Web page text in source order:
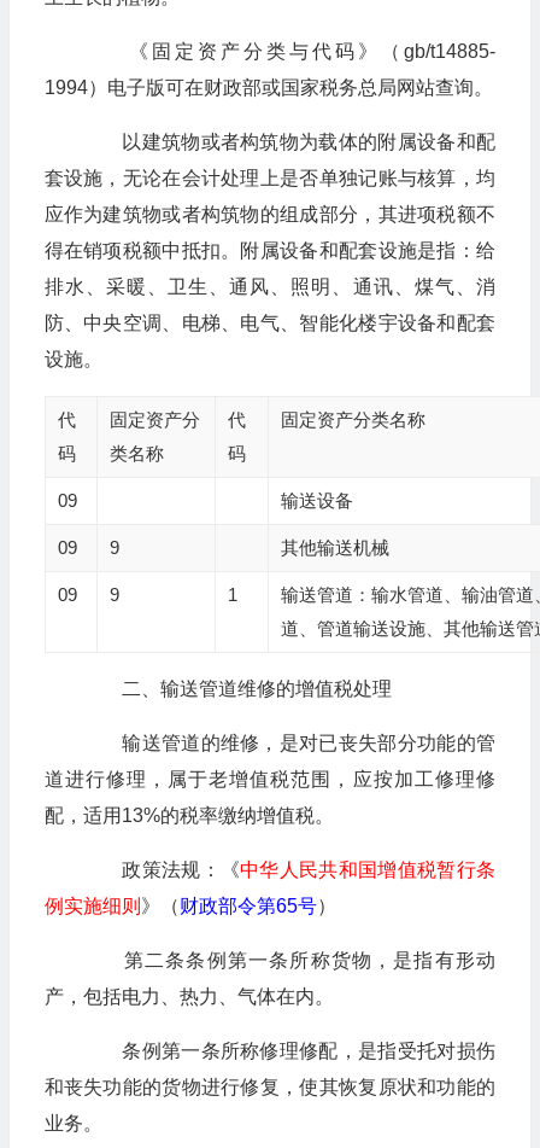
《固定资产分类与代码》（gb/t14885-
1994）电子版可在财政部或国家税务总局网站查询。
以建筑物或者构筑物为载体的附属设备和配
套设施，无论在会计处理上是否单独记账与核算，均
应作为建筑物或者构筑物的组成部分，其进项税额不
得在销项税额中抵扣。附属设备和配套设施是指：给
排水、采暖、卫生、通风、照明、通讯、煤气、消
防、中央空调、电梯、电气、智能化楼宇设备和配套
设施。
代
码
固定资产分
类名称
代
码
固定资产分类名称
09 输送设备
09 9 其他输送机械
09 9 1
输送管道：输水管道、输油管
道、管道输送设施、其他输送管
二、输送管道维修的增值税处理
输送管道的维修，是对已丧失部分功能的管
道进行修理，属于老增值税范围，应按加工修理修
配，适用13%的税率缴纳增值税。
政策法规：《中华人民共和国增值税暂行条
例实施细则 》（财政部令第65号）
第二条条例第一条所称货物，是指有形动
产，包括电力、热力、气体在内。
条例第一条所称修理修配，是指受托对损伤
和丧失功能的货物进行修复，使其恢复原状和功能的
业务。